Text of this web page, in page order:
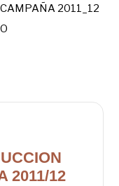
2011_12
2011/12